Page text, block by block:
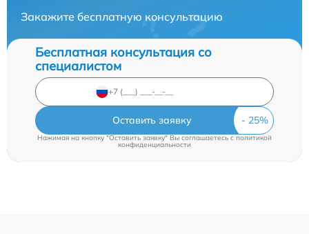
Закажите бесплатную консультацию
Бесплатная консультация со
специалистом
Оставить заявку
Нажимая на кнопку "Оставить заявку" Вы соглашаетесь cполитикой
конфиденциальности